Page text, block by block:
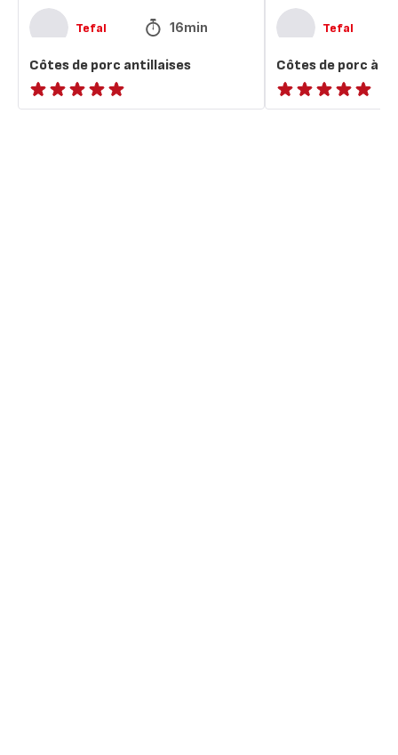
Tefal 16min
Côtes de porc antillaises
ratings.NaN
Tefal
Côtes de porc à la
ratings.NaN